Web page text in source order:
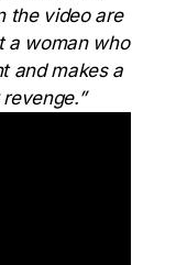
the video are
a woman who
and makes a